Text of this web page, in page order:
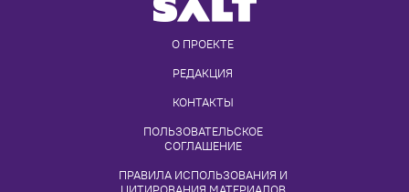
О ПРОЕКТЕ
РЕДАКЦИЯ
КОНТАКТЫ
ПОЛЬЗОВАТЕЛЬСКОЕ
СОГЛАШЕНИЕ
ПРАВИЛА ИСПОЛЬЗОВАНИЯ И